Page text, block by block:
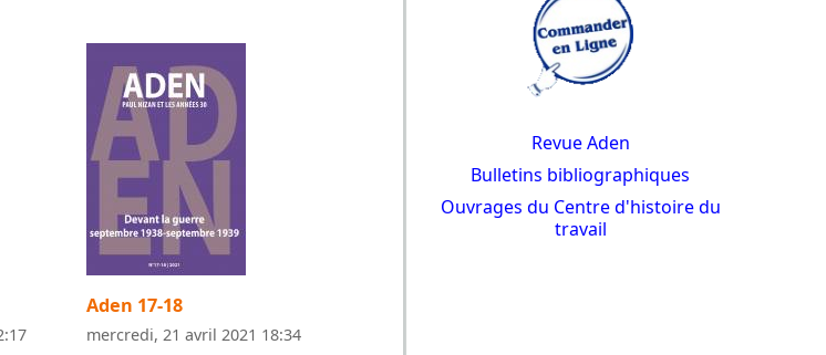
Aden 17-18
mercredi, 21 avril 2021 18:34
Revue Aden
Bulletins bibliographiques
Ouvrages du Centre d'histoire du
travail